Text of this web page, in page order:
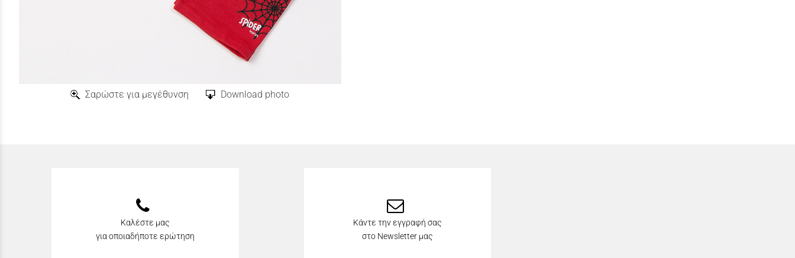
Σαρώστε για μεγέθυνση Download photo
Καλέστε μας
για οποιαδήποτε ερώτηση
Κάντε την εγγραφή σας
στο Newsletter μας